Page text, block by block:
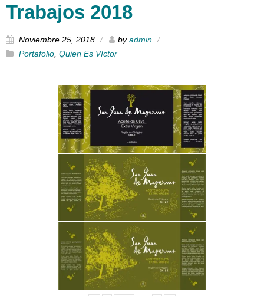
Trabajos 2018
Noviembre 25, 2018 byadmin
Portafolio Quien Es Víctor